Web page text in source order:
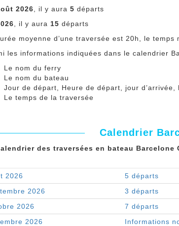
2026 , il y aura5 départs
, il y aura 15 départs
moyenne d’une traversée est 20h, le temps
les informations indiquées dans le calendrier
Le nom du ferry
Le nom du bateau
Jour de départ, Heure de départ, jour d’arrivée,
Le temps de la traversée
Calendrier
des traversées en bateau
2026
5 départs
2026
3 départs
2026
7 départs
2026
Informations